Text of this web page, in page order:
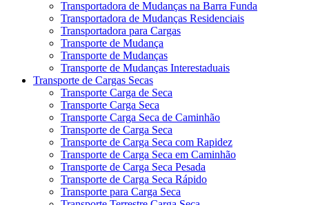
Transportadora de Mudanças na Barra Funda
Transportadora de Mudanças Residenciais
Transportadora para Cargas
Transporte de Mudança
Transporte de Mudanças
Transporte de Mudanças Interestaduais
Transporte de Cargas Secas
Transporte Carga de Seca
Transporte Carga Seca
Transporte Carga Seca de Caminhão
Transporte de Carga Seca
Transporte de Carga Seca com Rapidez
Transporte de Carga Seca em Caminhão
Transporte de Carga Seca Pesada
Transporte de Carga Seca Rápido
Transporte para Carga Seca